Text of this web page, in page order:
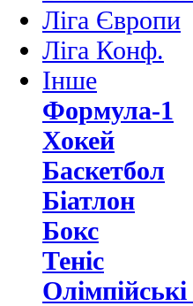
Ліга Європи
Ліга Конф.
Інше
Формула-1
Хокей
Баскетбол
Біатлон
Бокс
Теніс
Олімпійські